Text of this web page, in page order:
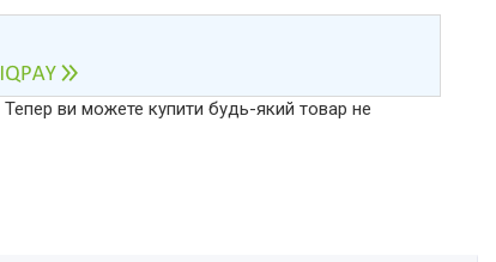
Тепер ви можете купити будь-який товар не